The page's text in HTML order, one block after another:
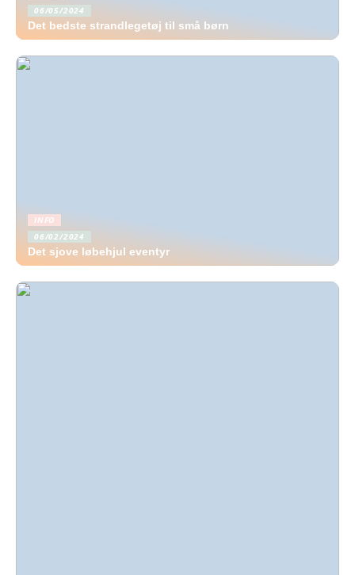
06/05/2024
Det bedste strandlegetøj til små børn
INFO
06/02/2024
Det sjove løbehjul eventyr